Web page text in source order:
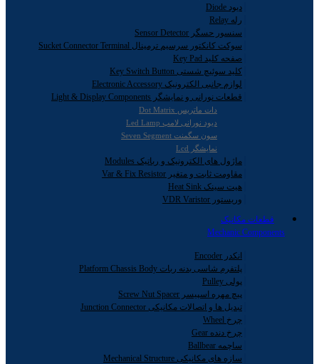
دیود Diode
رله Relay
سنسور حسگر Sensor Detector
سوکت کانکتور سرسیم ترمینال Sucket Connector Terminal
صفحه کلید Key Pad
کلید سوئیچ شستی Key Switch Button
لوازم جانبی الکترونیک Electronic Accessory
قطعات نورانی و نمایشگر Light & Display Components
دات ماتریس Dot Matrix
دیود نورانی لامپ Led Lamp
سون سگمنت Seven Segment
نمایشگر Lcd
ماژول های الکترونیک و رباتیک Modules
مقاومت ثابت و متغیر Var & Fix Resistor
هیت سینک Heat Sink
وریستور VDR Varistor
قطعات مکانیک
Mechanic Components
انکدر Encoder
پلتفرم شاسی بدنه ربات Platform Chassis Body
پولی Pulley
پیچ مهره اسپیسر Screw Nut Spacer
تبدیل ها و اتصالات مکانیکی Junction Connector
چرخ Wheel
چرخ دنده Gear
ساچمه Ballbear
سازه های مکانیکی Mechanical Structure